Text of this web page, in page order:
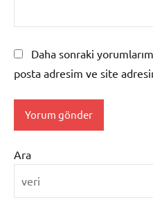
Daha sonraki
posta adresim ve site
Ara